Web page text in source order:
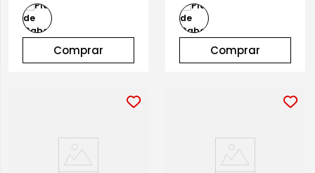
Comprar Comprar